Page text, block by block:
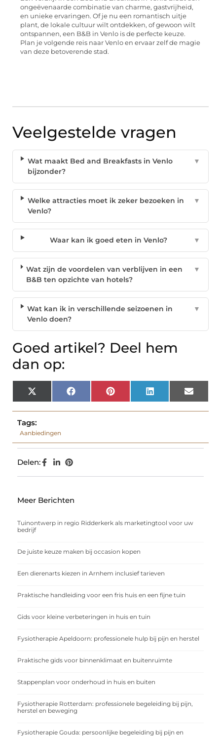
ongeëvenaarde combinatie van charme, gastvrijheid,
en unieke ervaringen. Of je nu een romantisch uitje
plant, de lokale cultuur wilt ontdekken, of gewoon wilt
ontspannen, een B&B in Venlo is de perfecte keuze.
Plan je volgende reis naar Venlo en ervaar zelf de magie
van deze betoverende stad.
Veelgestelde vragen
Wat maakt Bed and Breakfasts in Venlo
bijzonder?
▼
Welke attracties moet ik zeker bezoeken in
Venlo?
▼
Waar kan ik goed eten in Venlo? ▼
Wat zijn de voordelen van verblijven in een
B&B ten opzichte van hotels?
▼
Wat kan ik in verschillende seizoenen in
Venlo doen?
▼
Goed artikel? Deel hem
dan op:
X
(Twitter)
Facebook Pinterest LinkedIn Email
Tags:
Aanbiedingen
Delen:
Meer Berichten
Tuinontwerp in regio Ridderkerk als marketingtool voor uw
bedrijf
De juiste keuze maken bij occasion kopen
Een dierenarts kiezen in Arnhem inclusief tarieven
Praktische handleiding voor een fris huis en een fijne tuin
Gids voor kleine verbeteringen in huis en tuin
Fysiotherapie Apeldoorn: professionele hulp bij pijn en herstel
Praktische gids voor binnenklimaat en buitenruimte
Stappenplan voor onderhoud in huis en buiten
Fysiotherapie Rotterdam: professionele begeleiding bij pijn,
herstel en beweging
Fysiotherapie Gouda: persoonlijke begeleiding bij pijn en